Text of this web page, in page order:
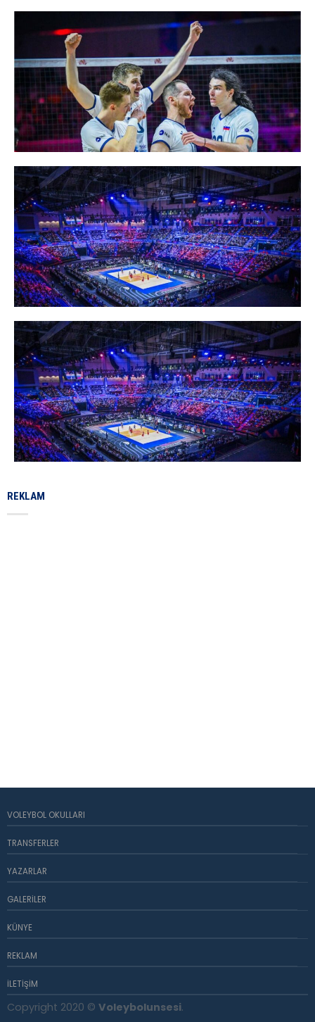
REKLAM
VOLEYBOL OKULLARI
TRANSFERLER
YAZARLAR
GALERILER
KÜNYE
REKLAM
İLETIŞIM
Copyright 2020 © Voleybolunsesi.